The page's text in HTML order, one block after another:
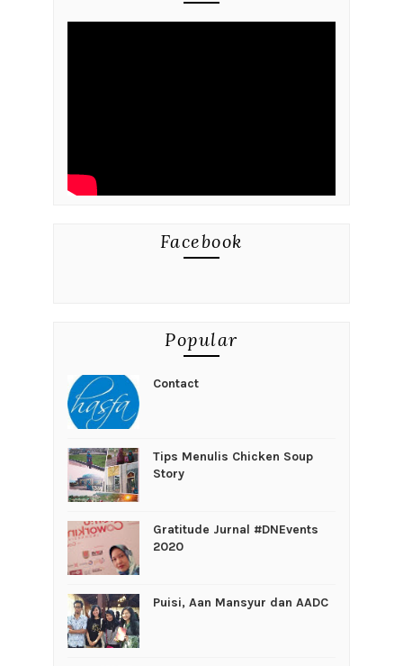
Facebook
Popular
Contact
Tips Menulis Chicken Soup
Story
Gratitude Jurnal #DNEvents
2020
Puisi, Aan Mansyur dan AADC